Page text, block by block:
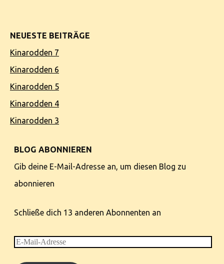
NEUESTE BEITRÄGE
Kinarodden 7
Kinarodden 6
Kinarodden 5
Kinarodden 4
Kinarodden 3
BLOG ABONNIEREN
Gib deine E-Mail-Adresse an, um diesen Blog zu
abonnieren
Schließe dich 13 anderen Abonnenten an
E-